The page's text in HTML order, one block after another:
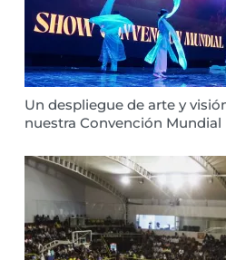
Un despliegue de arte y
nuestra Convención Mundial